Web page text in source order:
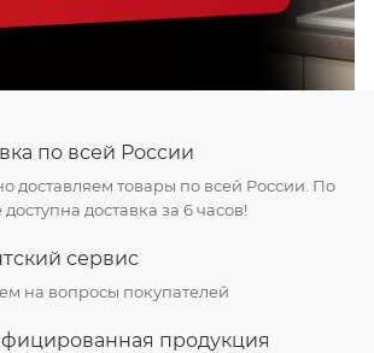
по всей России
доставляем товары по всей России. По
доставка за 6 часов!
сервис
на вопросы покупателей
продукция